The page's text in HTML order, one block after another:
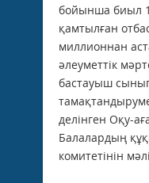
бойынша биыл
қамтылған
миллионнан
әлеуметтік
бастауыш
делінген Оқу-
Балалардың
комитетінін